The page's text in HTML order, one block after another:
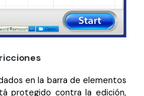
en la barra de elementos
protegido contra la edición,